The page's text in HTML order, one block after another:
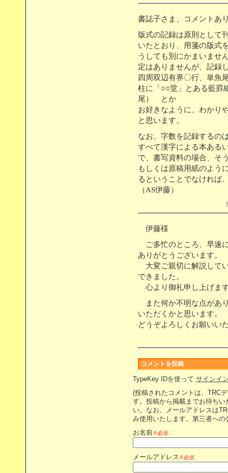
書誌子さま、コメントあ
版式の記録は原則として
いたとおり、用箋の版式
うしても別にかまいませ
定はありませんが、記録
四周双辺有界〇行、単
柱に「○○堂」とある藍罫
尾） とか
お好きなように、わかり
と思います。
なお、字数を記録するの
すべて漢字による本ある
で、書写資料の場合、そ
もしくは原稿用紙のよう
るということでなければ
（AS伊藤）
伊藤様
ご多忙のところ、早速
ありがとうございます。
大変ご親切に解説して
できました。
心より御礼申し上げま
また何か不明な点があ
いただくかと思います。
どうぞよろしくお願いい
コメントを投稿
TypeKey IDを使って サインイ
(投稿されたコメントは、TRC
す。投稿から掲載までお待ち
い。なお、メールアドレスは
み使用いたします。第三者へ
お名前※必須 :
メールアドレス※必須: